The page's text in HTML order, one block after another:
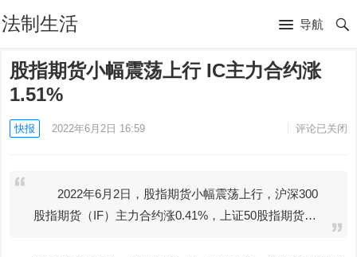
法制生活 导航
股指期货小幅震荡上行 IC主力合约涨
1.51%
快报 2022年6月2日 16:59 评论已关闭
2022年6月2日，股指期货小幅震荡上行，沪深300
股指期货（IF）主力合约涨0.41%，上证50股指期货…